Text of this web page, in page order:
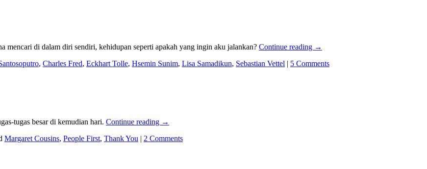
mencari di dalam diri sendiri, kehidupan seperti apakah yang ingin aku jalankan? Continue reading →
, Charles Fred, Eckhart Tolle, Hsemin Sunim, Lisa Samadikun, Sebastian Vettel | 5 Comments
tugas besar di kemudian hari. Continue reading →
Margaret Cousins, People First, Thank You | 2 Comments